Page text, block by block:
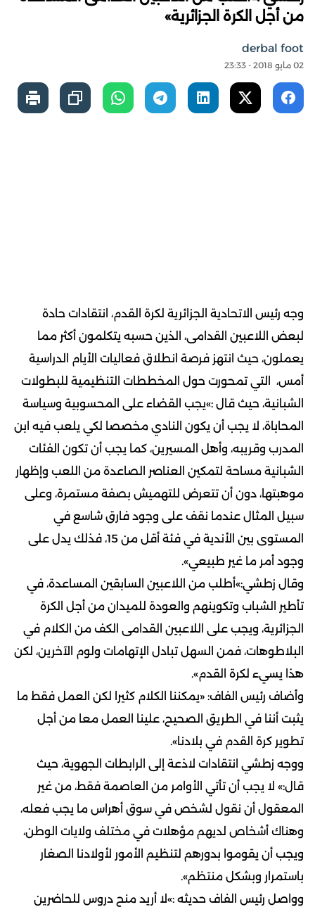
من أجل الكرة الجزائرية»
derbal foot
02 مايو 2018 - 23:33
وجه رئيس الاتحادية الجزائرية لكرة القدم، انتقادات حادة
لبعض اللاعبين القدامى، الذين حسبه يتكلمون أكثر مما
يعملون، حيث انتهز فرصة انطلاق فعاليات الأيام الدراسية
أمس، التي تمحورت حول المخططات التنظيمية للبطولات
الشبانية، حيث قال :»يجب القضاء على المحسوبية وسياسة
المحاباة، لا يجب أن يكون النادي مخصصا لكي يلعب فيه ابن
المدرب وقريبه، وأهل المسيرين، كما يجب أن تكون الفئات
الشبانية مساحة لتمكين العناصر الصاعدة من اللعب وإظهار
موهبتها، دون أن تتعرض للتهميش بصفة مستمرة، وعلى
سبيل المثال عندما نقف على وجود فارق شاسع في
المستوى بين الأندية في فئة أقل من 15، فذلك يدل على
وجود أمر ما غير طبيعي».
وقال زطشي:»أطلب من اللاعبين السابقين المساعدة، في
تأطير الشباب وتكوينهم والعودة للميدان من أجل الكرة
الجزائرية، ويجب على اللاعبين القدامى الكف من الكلام في
البلاطوهات، فمن السهل تبادل الإتهامات ولوم الآخرين، لكن
هذا يسيء لكرة القدم».
وأضاف رئيس الفاف: «يمكننا الكلام كثيرا لكن العمل فقط ما
يثبت أننا في الطريق الصحيح، علينا العمل معا من أجل
تطوير كرة القدم في بلادنا».
ووجه زطشي انتقادات لاذعة إلى الرابطات الجهوية، حيث
قال:» لا يجب أن تأتي الأوامر من العاصمة فقط، من غير
المعقول أن نقول لشخص في سوق أهراس ما يجب فعله،
وهناك أشخاص لديهم مؤهلات في مختلف ولايات الوطن،
ويجب أن يقوموا بدورهم لتنظيم الأمور لأولادنا الصغار
باستمرار وبشكل منتظم».
وواصل رئيس الفاف حديثه :»لا أريد منح دروس للحاضرين